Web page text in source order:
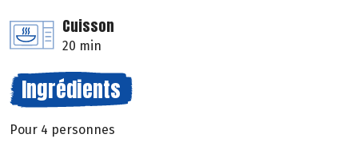
Cuisson
20 min
Ingrédients
Pour 4 personnes